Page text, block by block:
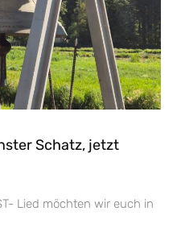
Schatz, jetzt
Lied möchten wir euch in